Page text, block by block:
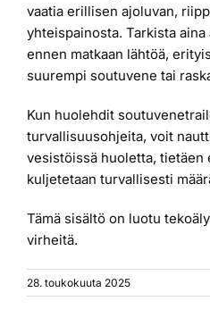
vaatia erillisen ajoluvan,
yhteispainosta. Tarkista
ennen matkaan lähtöä,
suurempi soutuvene tai
Kun huolehdit
turvallisuusohjeita, voit
vesistöissä huoletta, tietäen
kuljetetaan turvallisesti
Tämä sisältö on luotu
virheitä.
28. toukokuuta 2025